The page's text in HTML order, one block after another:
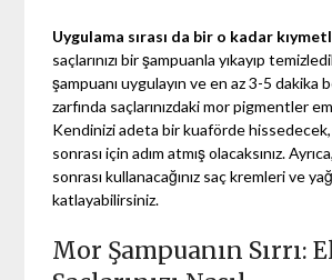
Uygulama sırası da bir o kadar
saçlarınızı bir şampuanla yıkayıp
şampuanı uygulayın ve en az 3-5 dakika
zarfında saçlarınızdaki mor pigmentler
Kendinizi adeta bir kuaförde
sonrası için adım atmış olacaksınız.
sonrası kullanacağınız saç kremleri ve
katlayabilirsiniz.
Mor Şampuanın Sırrı: